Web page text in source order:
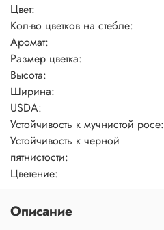
Цвет:
Кол-во цветков на стебле:
Аромат:
Размер цветка:
Высота:
Ширина:
USDA:
Устойчивость к мучнистой росе:
Устойчивость к черной
пятнистости:
Цветение:
Описание